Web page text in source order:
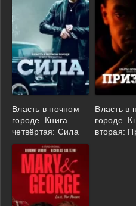
Власть в ночном
городе. Книга
четвёртая: Сила
Власть в
городе.
вторая: